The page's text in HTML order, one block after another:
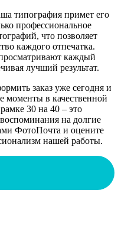
типография примет его
профессиональное
что позволяет
каждого отпечатка.
каждый
лучший результат.
заказ уже сегодня и
моменты в качественной
30 на 40 – это
на долгие
ФотоПочта и оцените
нашей работы.